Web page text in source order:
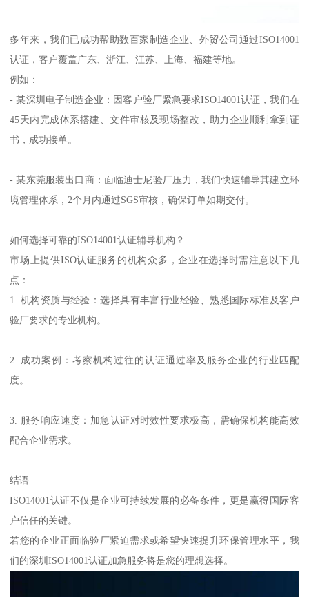
多年来，我们已成功帮助数百家制造企业、外贸公司通过ISO14001
认证，客户覆盖广东、浙江、江苏、上海、福建等地。
例如：
- 某深圳电子制造企业：因客户验厂紧急要求ISO14001认证，我们在
45天内完成体系搭建、文件审核及现场整改，助力企业顺利拿到证
书，成功接单。
- 某东莞服装出口商：面临迪士尼验厂压力，我们快速辅导其建立环
境管理体系，2个月内通过SGS审核，确保订单如期交付。
如何选择可靠的ISO14001认证辅导机构？
市场上提供ISO认证服务的机构众多，企业在选择时需注意以下几
点：
1. 机构资质与经验：选择具有丰富行业经验、熟悉国际标准及客户
验厂要求的专业机构。
2. 成功案例：考察机构过往的认证通过率及服务企业的行业匹配
度。
3. 服务响应速度：加急认证对时效性要求极高，需确保机构能高效
配合企业需求。
结语
ISO14001认证不仅是企业可持续发展的必备条件，更是赢得国际客
户信任的关键。
若您的企业正面临验厂紧迫需求或希望快速提升环保管理水平，我
们的深圳ISO14001认证加急服务将是您的理想选择。